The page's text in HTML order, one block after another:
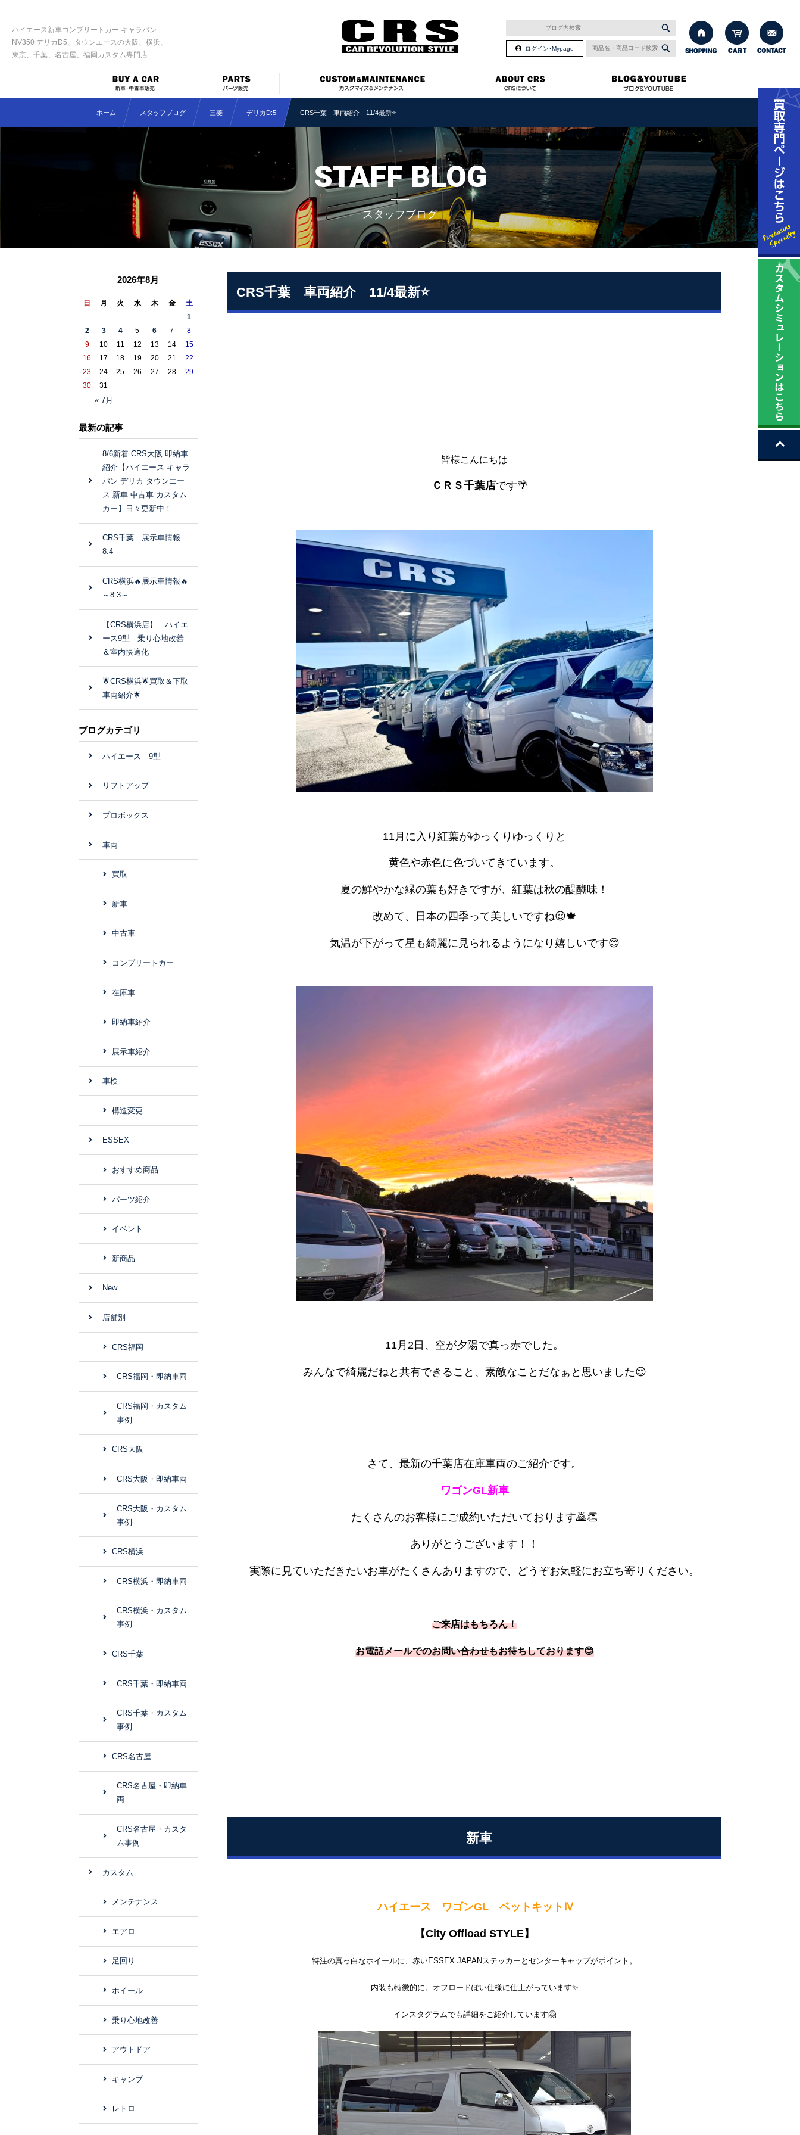
ハイエース新車コンプリートカー キャラバン
NV350 デリカD5、タウンエースの大阪、横浜、
東京、千葉、名古屋、福岡カスタム専門店
ログイン･Mypage
ホーム スタッフブログ 三菱 デリカD:5 CRS千葉 車両紹介 11/4最新⭐
STAFF BLOG
スタッフブログ
CRS千葉 車両紹介 11/4最新⭐
皆様こんにちは
ＣＲＳ千葉店です🌴
11月に入り紅葉がゆっくりゆっくりと
黄色や赤色に色づいてきています。
夏の鮮やかな緑の葉も好きですが、紅葉は秋の醍醐味！
改めて、日本の四季って美しいですね😌🍁
気温が下がって星も綺麗に見られるようになり嬉しいです😊
11月2日、空が夕陽で真っ赤でした。
みんなで綺麗だねと共有できること、素敵なことだなぁと思いました😌
さて、最新の千葉店在庫車両のご紹介です。
ワゴンGL新車
たくさんのお客様にご成約いただいております🙇👏
ありがとうございます！！
実際に見ていただきたいお車がたくさんありますので、どうぞお気軽にお立ち寄りください。
ご来店はもちろん！
お電話メールでのお問い合わせもお待ちしております😊
新車
ハイエース ワゴンGL ベットキットⅣ
【City Offload STYLE】
特注の真っ白なホイールに、 赤いESSEX JAPANステッカーとセンターキャップがポイント。
内装も特徴的に。オフロードぽい仕様に仕上がっています✨
インスタグラムでも詳細をご紹介しています🤗
2026年8月
日 月 火 水 木 金 土
« 7月
1
2
3 4 5 6 7
8
9
10 11 12 13 14
15
16
17 18 19 20 21
22
23
24 25 26 27 28
29
30
31
最新の記事
8/6新着 CRS大阪 即納車
紹介【ハイエース キャラ
バン デリカ タウンエー
ス 新車 中古車 カスタム
カー】日々更新中！
CRS千葉 展示車情報
8.4
CRS横浜🔥展示車情報🔥
～8.3～
【CRS横浜店】 ハイエ
ース9型 乗り心地改善
＆室内快適化
🌟CRS横浜🌟買取＆下取
車両紹介🌟
ブログカテゴリ
ハイエース 9型
リフトアップ
プロボックス
車両
買取
新車
中古車
コンプリートカー
在庫車
即納車紹介
展示車紹介
車検
構造変更
ESSEX
おすすめ商品
パーツ紹介
イベント
新商品
New
店舗別
CRS福岡
CRS福岡・即納車両
CRS福岡・カスタム
事例
CRS大阪
CRS大阪・即納車両
CRS大阪・カスタム
事例
CRS横浜
CRS横浜・即納車両
CRS横浜・カスタム
事例
CRS千葉
CRS千葉・即納車両
CRS千葉・カスタム
事例
CRS名古屋
CRS名古屋・即納車
両
CRS名古屋・カスタ
ム事例
カスタム
メンテナンス
エアロ
足回り
ホイール
乗り心地改善
アウトドア
キャンプ
レトロ